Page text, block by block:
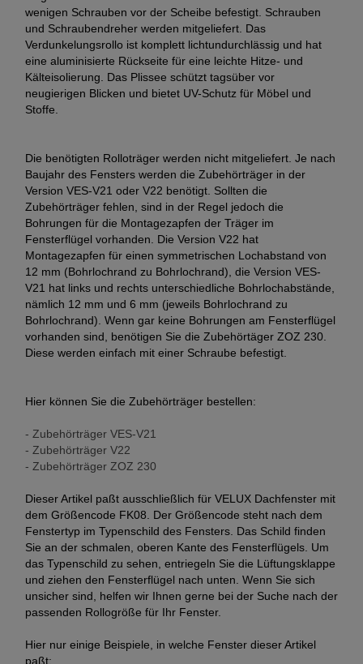
wenigen Schrauben vor der Scheibe befestigt. Schrauben
und Schraubendreher werden mitgeliefert. Das
Verdunkelungsrollo ist komplett lichtundurchlässig und hat
eine aluminisierte Rückseite für eine leichte Hitze- und
Kälteisolierung. Das Plissee schützt tagsüber vor
neugierigen Blicken und bietet UV-Schutz für Möbel und
Stoffe.
Die benötigten Rolloträger werden nicht mitgeliefert. Je nach
Baujahr des Fensters werden die Zubehörträger in der
Version VES-V21 oder V22 benötigt. Sollten die
Zubehörträger fehlen, sind in der Regel jedoch die
Bohrungen für die Montagezapfen der Träger im
Fensterflügel vorhanden. Die Version V22 hat
Montagezapfen für einen symmetrischen Lochabstand von
12 mm (Bohrlochrand zu Bohrlochrand), die Version VES-
V21 hat links und rechts unterschiedliche Bohrlochabstände,
nämlich 12 mm und 6 mm (jeweils Bohrlochrand zu
Bohrlochrand). Wenn gar keine Bohrungen am Fensterflügel
vorhanden sind, benötigen Sie die Zubehörtäger ZOZ 230.
Diese werden einfach mit einer Schraube befestigt.
Hier können Sie die Zubehörträger bestellen:
- Zubehörträger VES-V21
- Zubehörträger V22
- Zubehörträger ZOZ 230
Dieser Artikel paßt ausschließlich für VELUX Dachfenster mit
dem Größencode FK08. Der Größencode steht nach dem
Fenstertyp im Typenschild des Fensters. Das Schild finden
Sie an der schmalen, oberen Kante des Fensterflügels. Um
das Typenschild zu sehen, entriegeln Sie die Lüftungsklappe
und ziehen den Fensterflügel nach unten. Wenn Sie sich
unsicher sind, helfen wir Ihnen gerne bei der Suche nach der
passenden Rollogröße für Ihr Fenster.
Hier nur einige Beispiele, in welche Fenster dieser Artikel
paßt: